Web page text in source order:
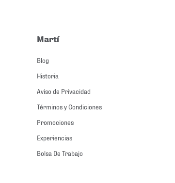
Martí
Blog
Historia
Aviso de Privacidad
Términos y Condiciones
Promociones
Experiencias
Bolsa De Trabajo